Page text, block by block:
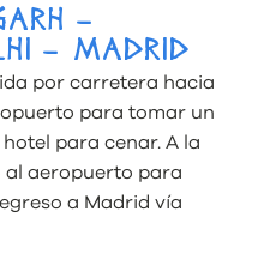
–
– MADRID
por carretera hacia
para tomar un
para cenar. A la
al aeropuerto para
a Madrid vía